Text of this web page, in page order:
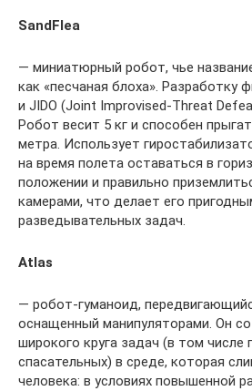
SandFlea
— миниатюрный робот, чье
как «песчаная блоха». Разработку
и JIDO (Joint Improvised-Threat
Робот весит 5 кг и способен
метра. Использует
на время полета оставаться в
положении и правильно
камерами, что делает его
разведывательных задач.
Atlas
— робот-гуманоид,
оснащенный манипуляторами. Он
широкого круга задач (в том числе
спасательных) в среде, которая
человека: в условиях повышенной